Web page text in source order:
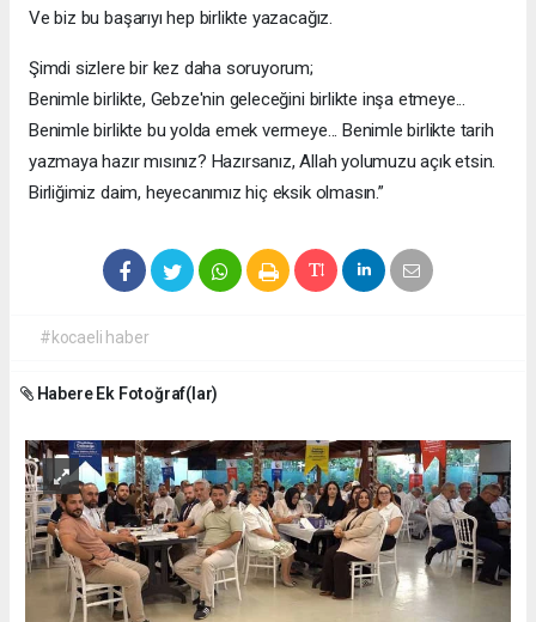
Ve biz bu başarıyı hep birlikte yazacağız.
Şimdi sizlere bir kez daha soruyorum;
Benimle birlikte, Gebze'nin geleceğini birlikte inşa etmeye...
Benimle birlikte bu yolda emek vermeye... Benimle birlikte tarih
yazmaya hazır mısınız? Hazırsanız, Allah yolumuzu açık etsin.
Birliğimiz daim, heyecanımız hiç eksik olmasın.”
#kocaeli haber
Habere Ek Fotoğraf(lar)